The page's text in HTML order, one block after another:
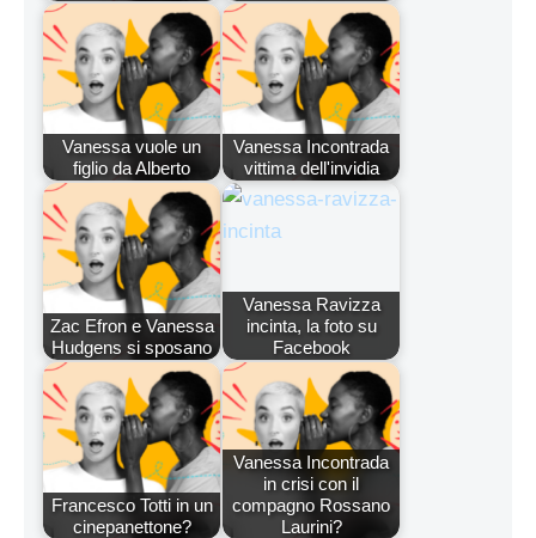
Vanessa vuole un
figlio da Alberto
Vanessa Incontrada
vittima dell'invidia
Zac Efron e Vanessa
Hudgens si sposano
Vanessa Ravizza
incinta, la foto su
Facebook
Francesco Totti in un
cinepanettone?
Vanessa Incontrada
in crisi con il
compagno Rossano
Laurini?